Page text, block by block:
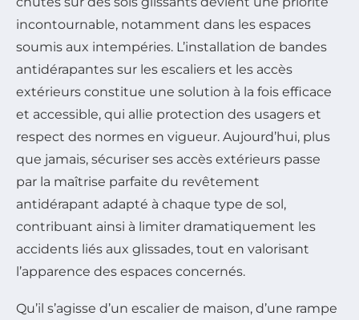
incontournable, notamment dans les espaces
soumis aux intempéries. L’installation de bandes
antidérapantes sur les escaliers et les accès
extérieurs constitue une solution à la fois efficace
et accessible, qui allie protection des usagers et
respect des normes en vigueur. Aujourd’hui, plus
que jamais, sécuriser ses accès extérieurs passe
par la maîtrise parfaite du revêtement
antidérapant adapté à chaque type de sol,
contribuant ainsi à limiter dramatiquement les
accidents liés aux glissades, tout en valorisant
l’apparence des espaces concernés.
Qu’il s’agisse d’un escalier de maison, d’une rampe